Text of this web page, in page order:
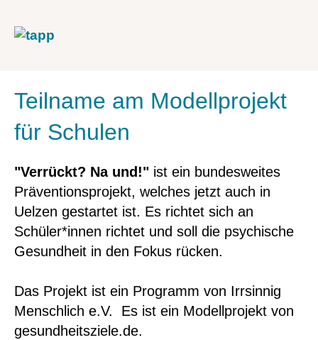
Teilname am Modellprojekt
für Schulen
"Verrückt? Na und!" ist ein bundesweites
Präventionsprojekt, welches jetzt auch in
Uelzen gestartet ist. Es richtet sich an
Schüler*innen richtet und soll die psychische
Gesundheit in den Fokus rücken.
Das Projekt ist ein Programm von Irrsinnig
Menschlich e.V. Es ist ein Modellprojekt von
gesundheitsziele.de.